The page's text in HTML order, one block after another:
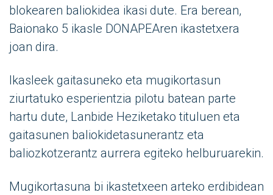
blokearen baliokidea ikasi dute. Era berean,
Baionako 5 ikasle DONAPEAren ikastetxera
joan dira.
Ikasleek gaitasuneko eta mugikortasun
ziurtatuko esperientzia pilotu batean parte
hartu dute, Lanbide Heziketako tituluen eta
gaitasunen baliokidetasunerantz eta
baliozkotzerantz aurrera egiteko helburuarekin.
Mugikortasuna bi ikastetxeen arteko erdibidean